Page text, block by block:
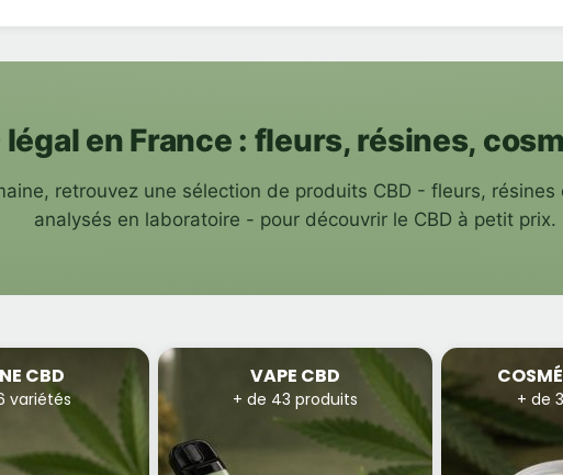
légal en France : fleurs, résines,
retrouvez une sélection de produits CBD - fleurs, résines
analysés en laboratoire - pour découvrir le CBD à petit prix.
CBD
variétés
VAPE CBD
+ de 43 produits + de